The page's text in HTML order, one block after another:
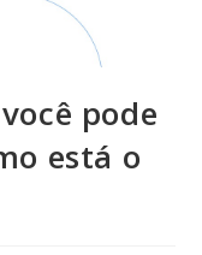
pode
está o